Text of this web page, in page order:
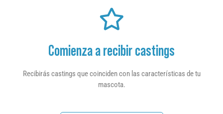
Comienza a recibir castings
Recibirás castings que coinciden con las características de tu
mascota.